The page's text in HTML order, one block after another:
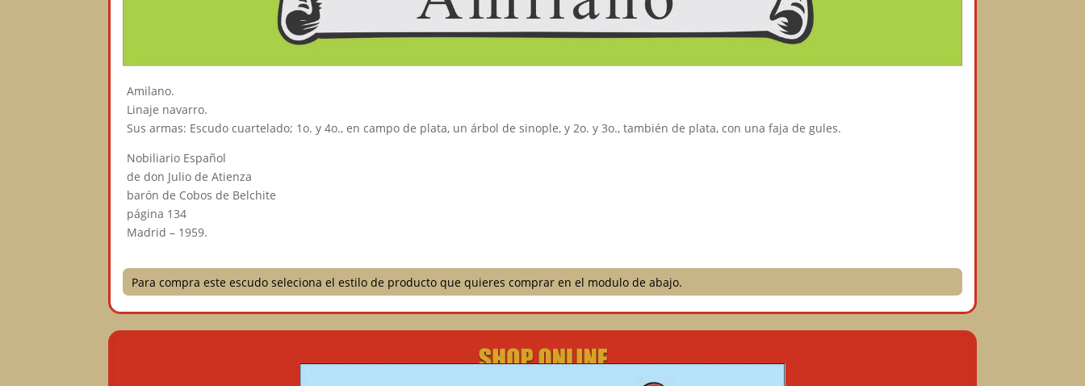
Amilano.
Linaje navarro.
Sus armas: Escudo cuartelado; 1o. y 4o., en campo de plata, un árbol de sinople, y 2o. y 3o., también de plata, con una faja de gules.
Nobiliario Español
de don Julio de Atienza
barón de Cobos de Belchite
página 134
Madrid – 1959.
Para compra este escudo seleciona el estilo de producto que quieres comprar en el modulo de abajo.